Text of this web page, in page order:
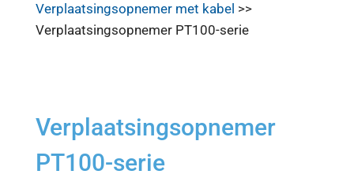
Verplaatsingsopnemer met kabel >>
Verplaatsingsopnemer PT100-serie
Verplaatsingsopnemer
PT100-serie